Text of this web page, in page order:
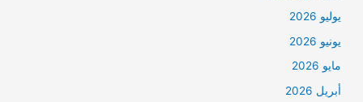
يوليو 2026
يونيو 2026
مايو 2026
أبريل 2026